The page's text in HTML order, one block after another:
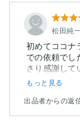
松田純
初めてココナ
での依頼でし
さり感謝して
もっと見る
出品者からの返